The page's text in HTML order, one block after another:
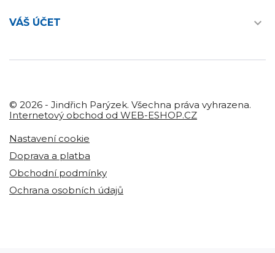
VÁŠ ÚČET 
© 2026 - Jindřich Parýzek. Všechna práva vyhrazena.
Internetový obchod od WEB-ESHOP.CZ
Nastavení cookie
Doprava a platba
Obchodní podmínky
Ochrana osobních údajů